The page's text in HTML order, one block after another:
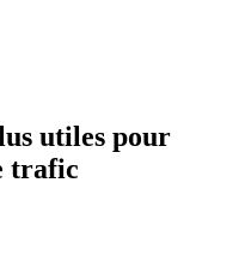
utiles pour
trafic